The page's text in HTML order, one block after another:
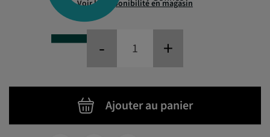
Voir la disponibilité en magasin
- +
Ajouter au panier